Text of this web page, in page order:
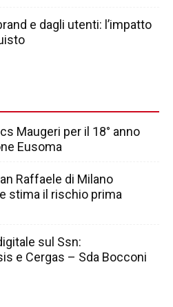
e dagli utenti: l’impatto
Maugeri per il 18° anno
Eusoma
Raffaele di Milano
stima il rischio prima
sul Ssn:
e Cergas – Sda Bocconi